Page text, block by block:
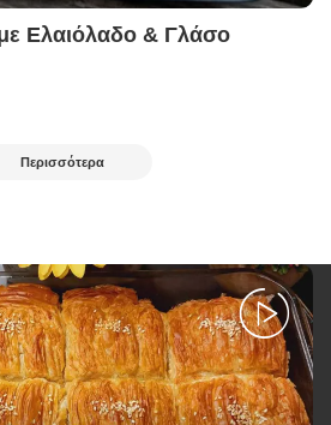
Ελαιόλαδο & Γλάσο
Περισσότερα